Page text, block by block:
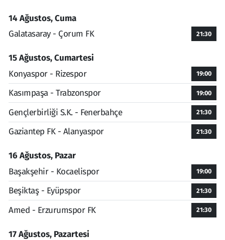
14 Ağustos, Cuma
Galatasaray - Çorum FK
21:30
15 Ağustos, Cumartesi
Konyaspor - Rizespor
19:00
Kasımpaşa - Trabzonspor 19:00
Gençlerbirliği S.K. - Fenerbahçe 21:30
Gaziantep FK - Alanyaspor 21:30
16 Ağustos, Pazar
Başakşehir - Kocaelispor
19:00
Beşiktaş - Eyüpspor 21:30
Amed - Erzurumspor FK 21:30
17 Ağustos, Pazartesi